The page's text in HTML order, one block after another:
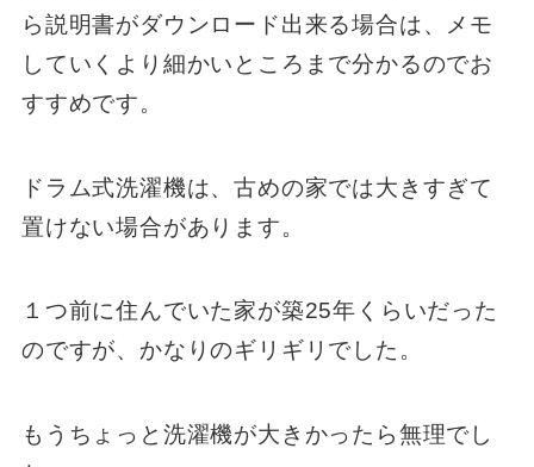
ら説明書がダウンロード出来る場合は、メモ
していくより細かいところまで分かるのでお
すすめです。
ドラム式洗濯機は、古めの家では大きすぎて
置けない場合があります。
１つ前に住んでいた家が築25年くらいだった
のですが、かなりのギリギリでした。
もうちょっと洗濯機が大きかったら無理でし